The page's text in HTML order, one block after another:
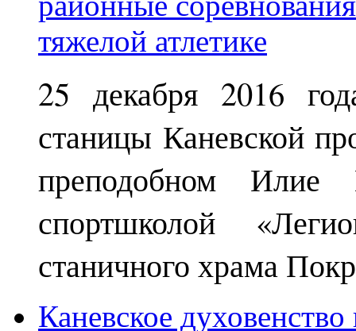
25 декабря 2016
станицы Каневской
преподобном Илие
спортшколой
станичного храма
Каневское